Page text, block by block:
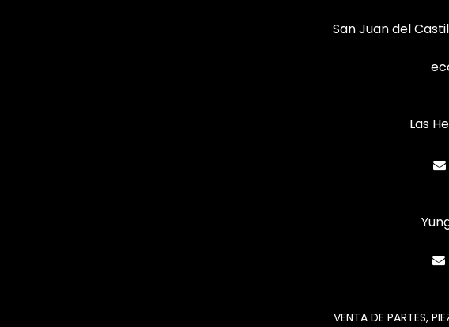
San Juan del
Las
VENTA DE PARTES,